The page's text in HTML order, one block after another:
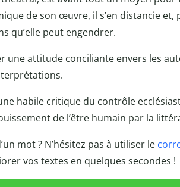
de son œuvre, il s’en distancie et,
qu’elle peut engendrer.
une attitude conciliante envers les
habile critique du contrôle
de l’être humain par la
mot ? N’hésitez pas à utiliser le
vos textes en quelques secondes !